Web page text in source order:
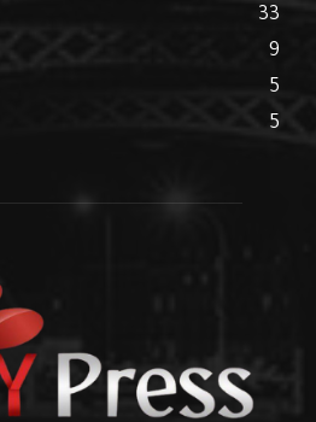
33
9
5
5